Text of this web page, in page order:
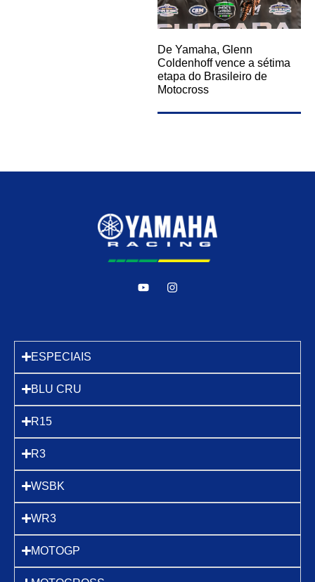
De Yamaha, Glenn
Coldenhoff vence a sétima
etapa do Brasileiro de
Motocross
ESPECIAIS
BLU CRU
R15
R3
WSBK
WR3
MOTOGP